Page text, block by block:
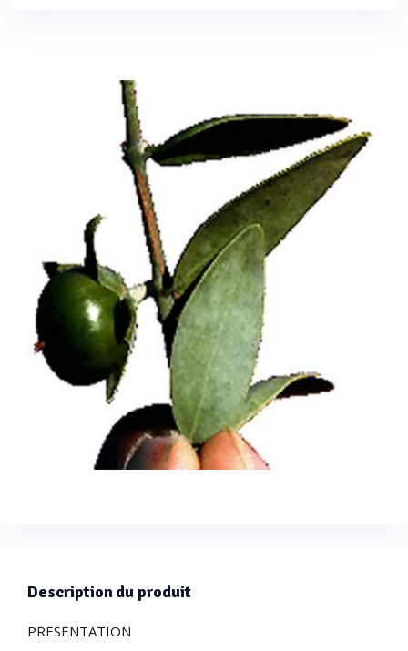
Description du produit
PRESENTATION